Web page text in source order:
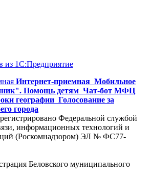
из 1С:Предприятие
Интернет-приемная Мобильное
Помощь детям Чат-бот МФЦ
географии Голосование за
города
Федеральной службой
информационных технологий и
(Роскомнадзором) ЭЛ № ФС77-
Беловского муниципального